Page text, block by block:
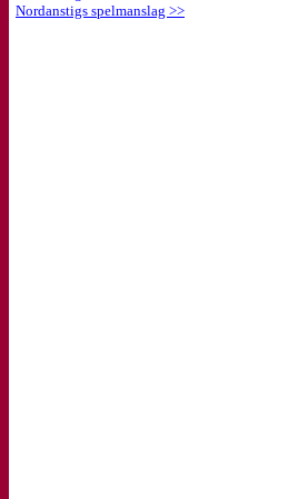
Nordanstigs spelmanslag >>